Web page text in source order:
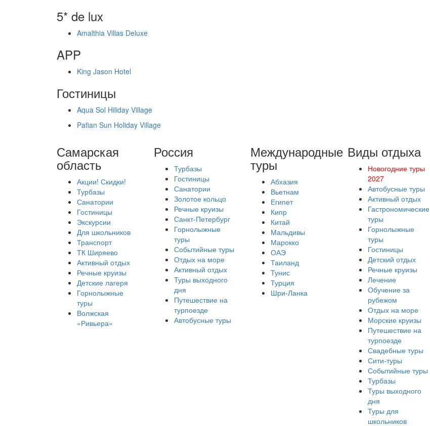
5* de lux
Amalthia Villas Deluxe
APP
King Jason Hotel
Гостиницы
Aqua Sol Hiliday Village
Pafian Sun Holiday Village
Самарская
область
Акции! Скидки!
Турбазы
Санатории
Гостиницы
Экскурсии
Для школьников
Транспорт
ТК Ширяево
Активный отдых
Речные круизы
Детские лагеря
Горнолыжные
туры
Волжская
«Ривьера»
Россия
Турбазы
Гостиницы
Санатории
Золотое кольцо
Речные круизы
Санкт-Петербург
Горнолыжные
туры
Событийные туры
Отдых на море
Активный отдых
Туры выходного
дня
Путешествие на
турпоезде
Автобусные туры
Международные
туры
Абхазия
Вьетнам
Египет
Кипр
Китай
Мальдивы
Марокко
ОАЭ
Таиланд
Тунис
Турция
Шри-Ланка
Виды отдыха
Новогодние туры
2027
Автобусные туры
Активный отдых
Гастрономические
туры
Горнолыжные
туры
Гостиницы
Детский отдых
Речные круизы
Лечение
Обучение за
рубежом
Отдых на море
Морские круизы
Путешествие на
турпоезде
Свадебные туры
Сити-туры
Событийные туры
Турбазы
Туры выходного
дня
Туры для
школьников